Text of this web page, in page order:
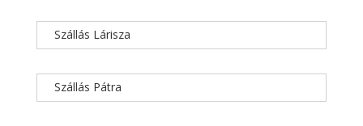
Szállás Lárisza
Szállás Pátra